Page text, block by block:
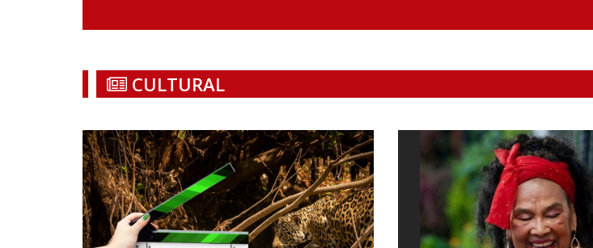
CULTURAL